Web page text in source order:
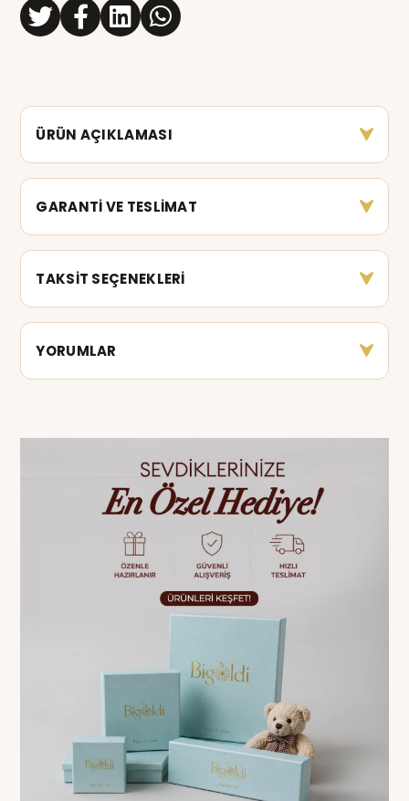
ÜRÜN AÇIKLAMASI
GARANTİ VE TESLİMAT
TAKSİT SEÇENEKLERİ
YORUMLAR